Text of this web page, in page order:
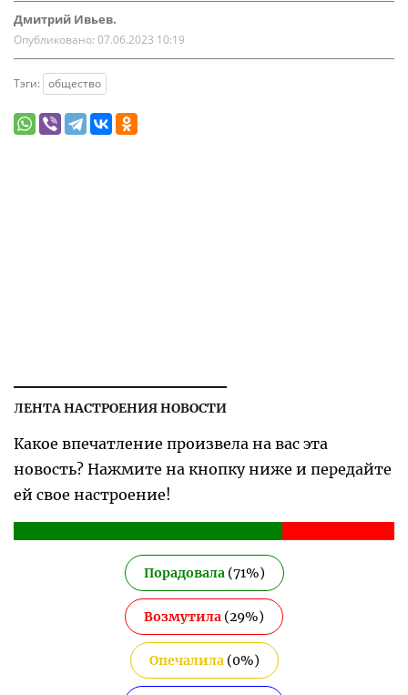
Дмитрий Ивьев.
Опубликовано: 07.06.2023 10:19
Тэги: общество
ЛЕНТА НАСТРОЕНИЯ НОВОСТИ
Какое впечатление произвела на вас эта
новость? Нажмите на кнопку ниже и передайте
ей свое настроение!
Порадовала(71%)
Возмутила (29%)
Опечалила(0%)